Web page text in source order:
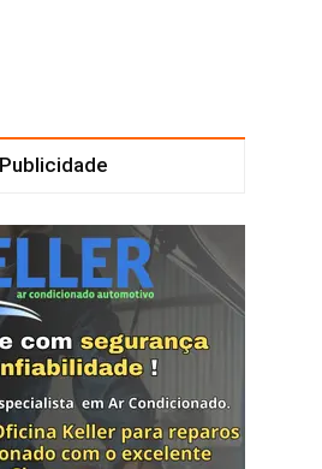
Publicidade